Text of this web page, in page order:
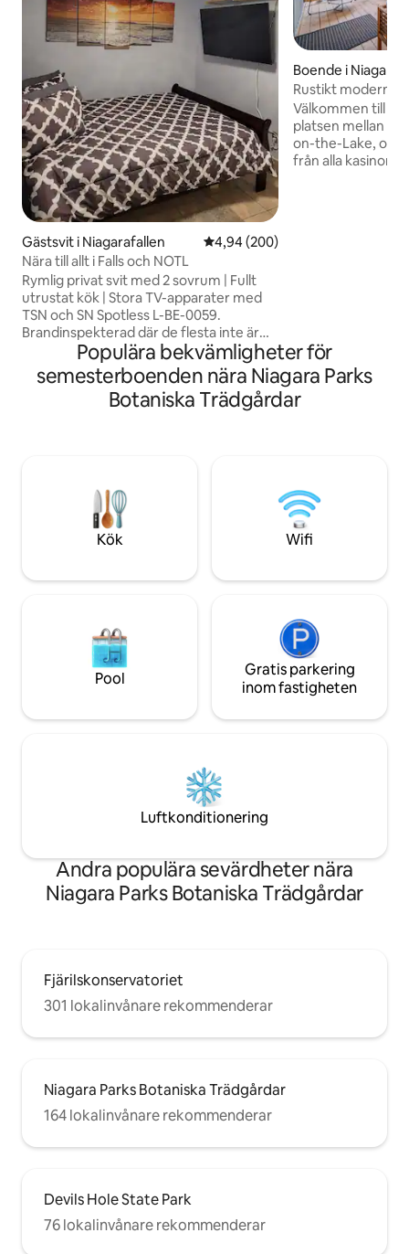
Gästsvit i Niagarafallen 4,94 av 5 i genomsnittligt
4,94 (200)
Nära till allt i Falls och NOTL
Rymlig privat svit med 2 sovrum | Fullt
utrustat kök | Stora TV-apparater med
TSN och SN Spotless L-BE-0059.
Brandinspekterad där de flesta inte är
Källarsvit/familjekvarter Minuter till allt,
till exempel vingårdar, golf, vandring,
kasinon, gränser, OLG-scenen och
kabelkanaler med Crave, Netflix - Prime
säkert ställe att koppla av på.
Boende i
Rustikt modernt
Niagara Falls och
Välkommen till
platsen mellan
on-the-Lake, och
från alla kasinon,
km) 10 minuters
Populära bekvämligheter för
semesterboenden nära Niagara Parks
Botaniska Trädgårdar
Kök Wifi
Pool
Gratis parkering
inom fastigheten
Luftkonditionering
Andra populära sevärdheter nära
Niagara Parks Botaniska Trädgårdar
Fjärilskonservatoriet
301 lokalinvånare rekommenderar
Niagara Parks Botaniska Trädgårdar
164 lokalinvånare rekommenderar
Devils Hole State Park
76 lokalinvånare rekommenderar